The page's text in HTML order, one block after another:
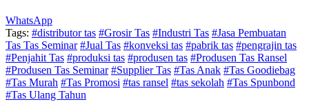
WhatsApp
Tags: #distributor tas #Grosir Tas #Industri Tas #Jasa Pembuatan
Tas Tas Seminar #Jual Tas #konveksi tas #pabrik tas #pengrajin tas
#Penjahit Tas #produksi tas #produsen tas #Produsen Tas Ransel
#Produsen Tas Seminar #Supplier Tas #Tas Anak #Tas Goodiebag
#Tas Murah #Tas Promosi #tas ransel #tas sekolah #Tas Spunbond
#Tas Ulang Tahun